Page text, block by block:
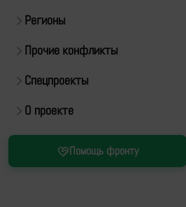
Регионы
Прочие конфликты
Спецпроекты
О проекте
Помощь фронту